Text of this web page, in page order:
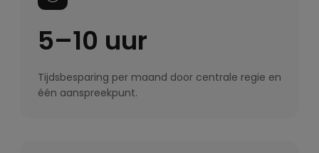
5–10 uur
Tijdsbesparing per maand door centrale regie en
één aanspreekpunt.